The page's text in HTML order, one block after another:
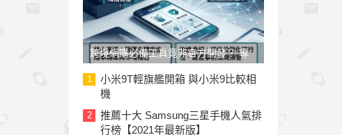
跨境網購必備工具竟非官方開發？ 專
家與民代質疑「EZ WAY 易利委」曝三
大治理漏洞
1
小米9T輕旗艦開箱 與小米9比較相
機
2
推薦十大 Samsung三星手機人氣排
行榜【2021年最新版】